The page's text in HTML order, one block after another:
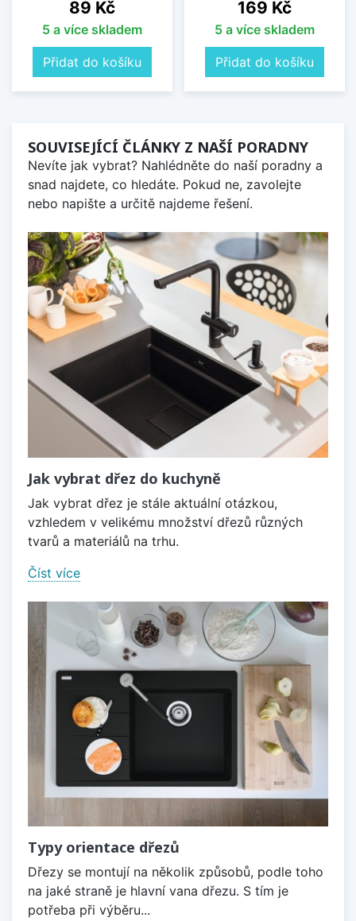
Cena
89 Kč
5 a více skladem
Přidat do košíku
Cena
169 Kč
5 a více skladem
Přidat do košíku
SOUVISEJÍCÍ ČLÁNKY Z NAŠÍ PORADNY
Nevíte jak vybrat? Nahlédněte do naší poradny a
snad najdete, co hledáte. Pokud ne, zavolejte
nebo napište a určitě najdeme řešení.
Jak vybrat dřez do kuchyně
Jak vybrat dřez je stále aktuální otázkou,
vzhledem v velikému množství dřezů různých
tvarů a materiálů na trhu.
Číst více
Typy orientace dřezů
Dřezy se montují na několik způsobů, podle toho
na jaké straně je hlavní vana dřezu. S tím je
potřeba při výběru...